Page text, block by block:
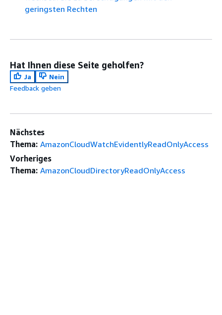
geringsten Rechten
Hat Ihnen diese Seite geholfen?
Ja
Nein
Feedback geben
Nächstes
Thema: AmazonCloudWatchEvidentlyReadOnlyAccess
Vorheriges
Thema: AmazonCloudDirectoryReadOnlyAccess